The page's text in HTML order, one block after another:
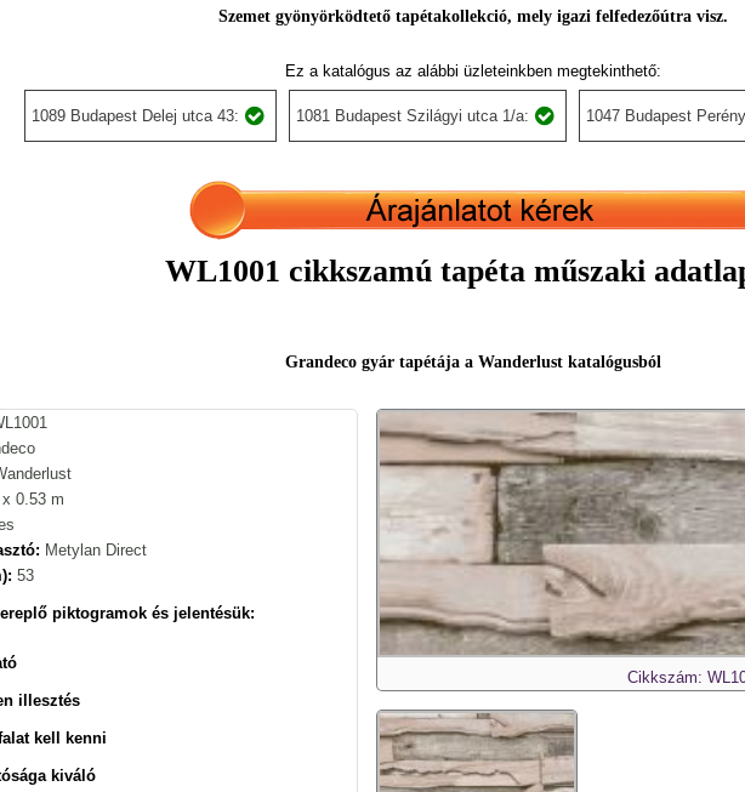
Szemet gyönyörködtető tapétakollekció, mely igazi felfedezőútra visz.
Ez a katalógus az alábbi üzleteinkben megtekinthető:
1089 Budapest Delej utca 43: 1081 Budapest Szilágyi utca 1/a: 1047 Budapest
WL1001 cikkszamú tapéta műszaki
Grandeco gyár tapétája a Wanderlust katalógusból
0.53 m
Metylan Direct
53
piktogramok és jelentésük:
illesztés
kell kenni
kiváló
Cikkszám: